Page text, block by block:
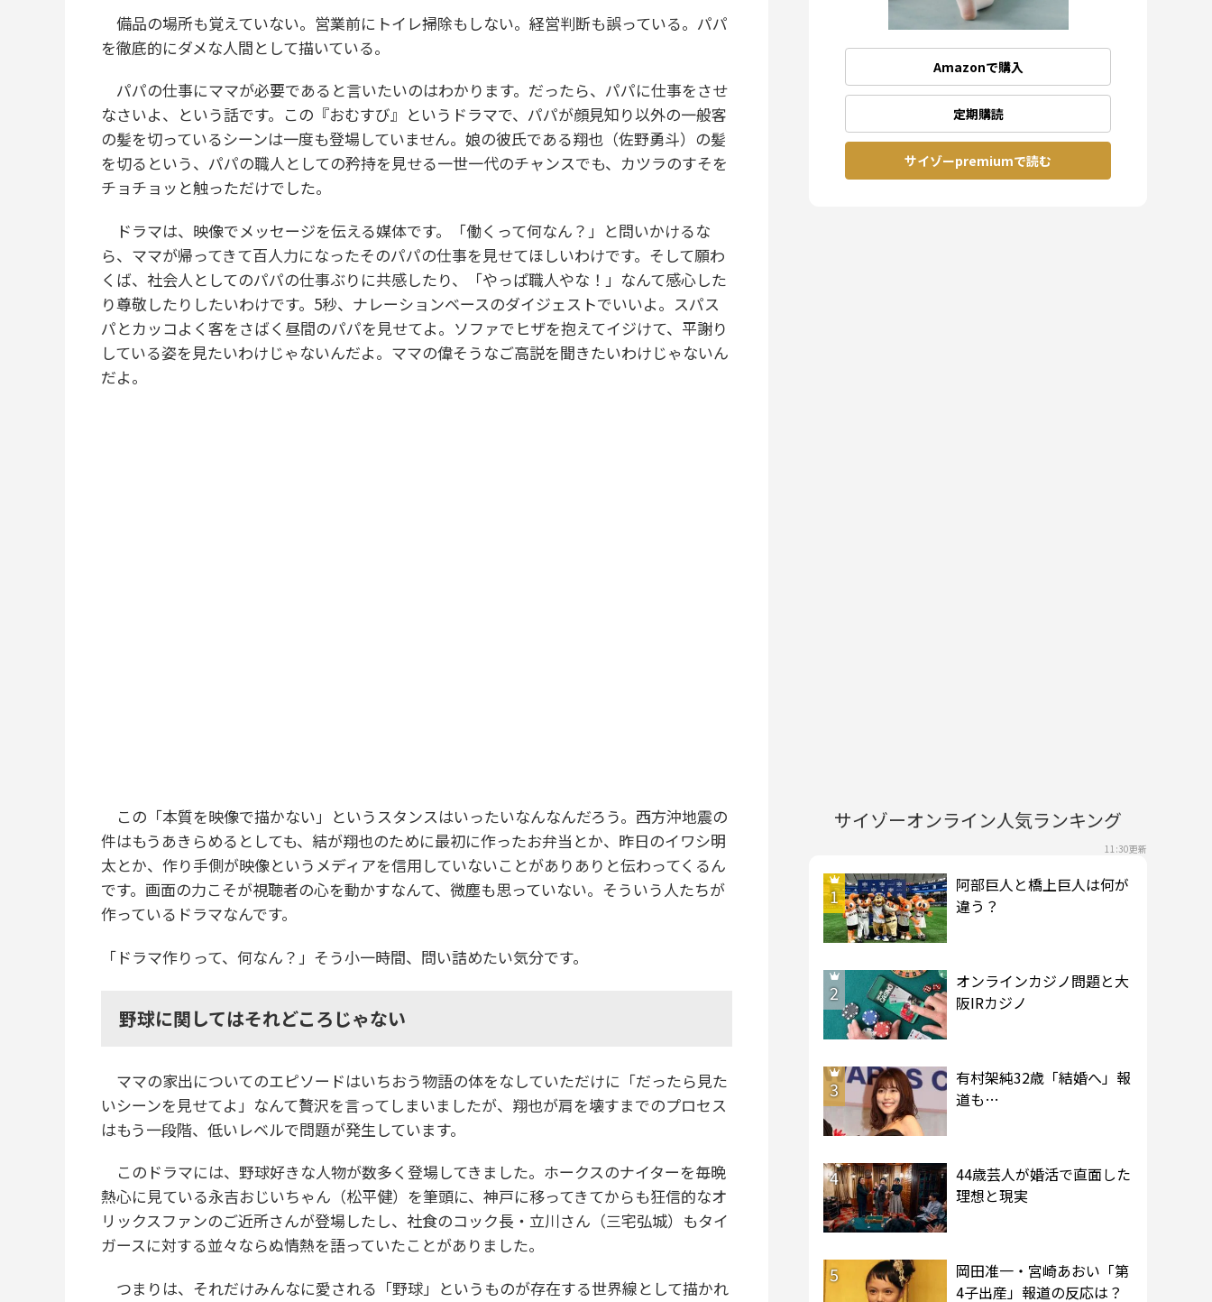
備品の場所も覚えていない。営業前にトイレ掃除もしない。経営判断も誤っている。パパ
を徹底的にダメな人間として描いている。
パパの仕事にママが必要であると言いたいのはわかります。だったら、パパに仕事をさせ
なさいよ、という話です。この『おむすび』というドラマで、パパが顔見知り以外の一般客
の髪を切っているシーンは一度も登場していません。娘の彼氏である翔也（佐野勇斗）の髪
を切るという、パパの職人としての矜持を見せる一世一代のチャンスでも、カツラのすそを
チョチョッと触っただけでした。
ドラマは、映像でメッセージを伝える媒体です。「働くって何なん？」と問いかけるな
ら、ママが帰ってきて百人力になったそのパパの仕事を見せてほしいわけです。そして願わ
くば、社会人としてのパパの仕事ぶりに共感したり、「やっぱ職人やな！」なんて感心した
り尊敬したりしたいわけです。5秒、ナレーションベースのダイジェストでいいよ。スパス
パとカッコよく客をさばく昼間のパパを見せてよ。ソファでヒザを抱えてイジけて、平謝り
している姿を見たいわけじゃないんだよ。ママの偉そうなご高説を聞きたいわけじゃないん
だよ。
この「本質を映像で描かない」というスタンスはいったいなんなんだろう。西方沖地震の
件はもうあきらめるとしても、結が翔也のために最初に作ったお弁当とか、昨日のイワシ明
太とか、作り手側が映像というメディアを信用していないことがありありと伝わってくるん
です。画面の力こそが視聴者の心を動かすなんて、微塵も思っていない。そういう人たちが
作っているドラマなんです。
「ドラマ作りって、何なん？」そう小一時間、問い詰めたい気分です。
野球に関してはそれどころじゃない
ママの家出についてのエピソードはいちおう物語の体をなしていただけに「だったら見た
いシーンを見せてよ」なんて贅沢を言ってしまいましたが、翔也が肩を壊すまでのプロセス
はもう一段階、低いレベルで問題が発生しています。
このドラマには、野球好きな人物が数多く登場してきました。ホークスのナイターを毎晩
熱心に見ている永吉おじいちゃん（松平健）を筆頭に、神戸に移ってきてからも狂信的なオ
リックスファンのご近所さんが登場したし、社食のコック長・立川さん（三宅弘城）もタイ
ガースに対する並々ならぬ情熱を語っていたことがありました。
つまりは、それだけみんなに愛される「野球」というものが存在する世界線として描かれ
Amazonで購入
定期購読
サイゾーpremiumで読む
サイゾーオンライン人気ランキング
11:30更新
1
阿部巨人と橋上巨人は何が
違う？
2
オンラインカジノ問題と大
阪IRカジノ
3
有村架純32歳「結婚へ」報
道も…
4
44歳芸人が婚活で直面した
理想と現実
5
岡田准一・宮崎あおい「第
4子出産」報道の反応は？